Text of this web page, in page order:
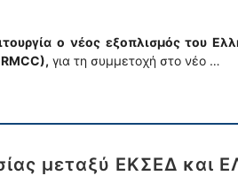
ο νέος εξοπλισμός του
για τη συμμετοχή στο νέο …
μεταξύ ΕΚΣΕΔ και